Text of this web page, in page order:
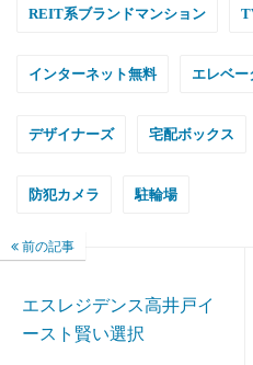
REIT系ブランドマンション
インターネット無料 エレベー
デザイナーズ 宅配ボックス
防犯カメラ 駐輪場
前の記事
エスレジデンス高井戸イ
ースト賢い選択